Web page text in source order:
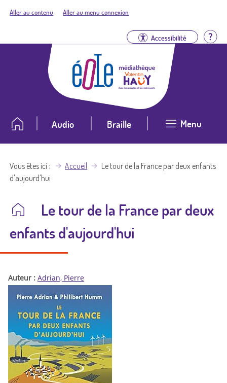
Aller au contenu Aller au menu connexion
Accessibilité
Audio Braille Menu
Vous êtes ici Accueil
Le tour de la France par deux enfants
d'aujourd'hui
Le tour de la France par deux
enfants d'aujourd'hui
Auteur : Adrian, Pierre